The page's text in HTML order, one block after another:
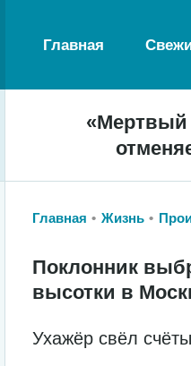
Главная
«Мертвый
Главная Жизнь
Поклонник
высотки в
Ухажёр свёл